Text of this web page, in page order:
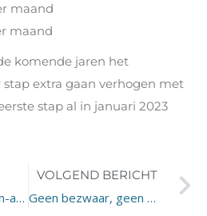
maand
maand
komende jaren het
extra gaan verhogen met
stap al in januari 2023
Werknemer op non-actief, leaseauto inleveren?
VOLGEND BERICHT
Geen bezwaar, geen rechtsherstel box 3